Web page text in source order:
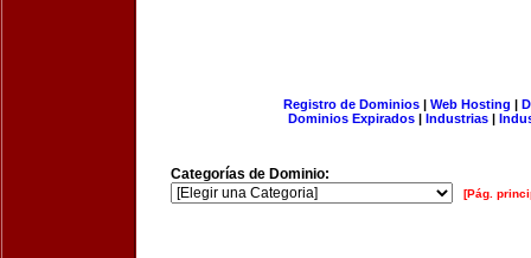
Registro de Dominios| Web Hosting |
Dominios Expirados | Industrias |
Categorías de Dominio:
[Pág.